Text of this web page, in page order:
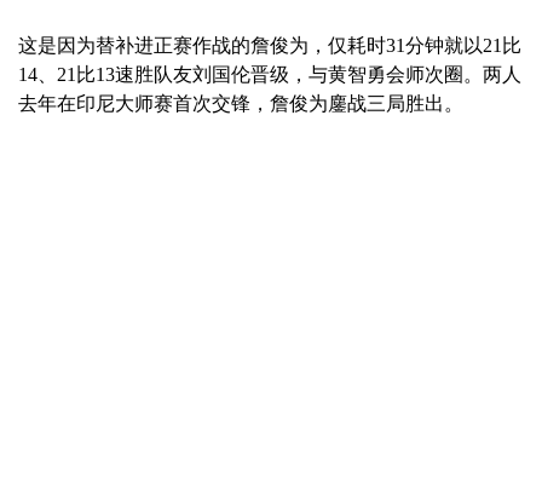
这是因为替补进正赛作战的詹俊为，仅耗时31分钟就以21比
14、21比13速胜队友刘国伦晋级，与黄智勇会师次圈。两人
去年在印尼大师赛首次交锋，詹俊为鏖战三局胜出。